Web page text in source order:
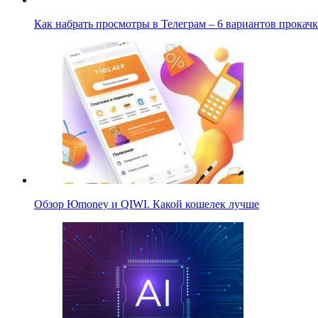
Как набрать просмотры в Телеграм – 6 вариантов
Обзор Юmoney и QIWI. Какой кошелек лучше